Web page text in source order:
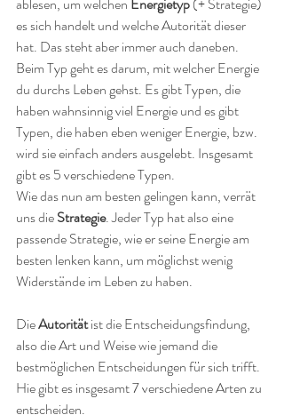
ablesen, um welchen Energietyp (+ Strategie)
es sich handelt und welche Autorität dieser
hat. Das steht aber immer auch daneben.
Beim Typ geht es darum, mit welcher Energie
du durchs Leben gehst. Es gibt Typen, die
haben wahnsinnig viel Energie und es gibt
Typen, die haben eben weniger Energie, bzw.
wird sie einfach anders ausgelebt. Insgesamt
gibt es 5 verschiedene Typen.
Wie das nun am besten gelingen kann, verrät
uns die Strategie. Jeder Typ hat also eine
passende Strategie, wie er seine Energie am
besten lenken kann, um möglichst wenig
Widerstände im Leben zu haben.
Die Autorität ist die Entscheidungsfindung,
also die Art und Weise wie jemand die
bestmöglichen Entscheidungen für sich trifft.
Hie gibt es insgesamt 7 verschiedene Arten zu
entscheiden.